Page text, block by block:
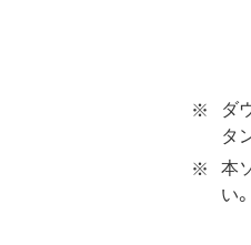
第
ダ
タ
本
い。